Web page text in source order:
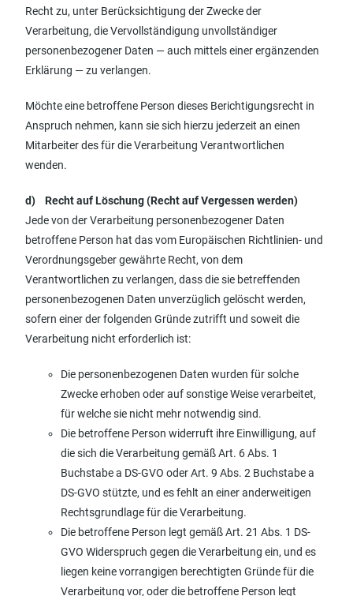
Recht zu, unter Berücksichtigung der Zwecke der
Verarbeitung, die Vervollständigung unvollständiger
personenbezogener Daten — auch mittels einer ergänzenden
Erklärung — zu verlangen.
Möchte eine betroffene Person dieses Berichtigungsrecht in
Anspruch nehmen, kann sie sich hierzu jederzeit an einen
Mitarbeiter des für die Verarbeitung Verantwortlichen
wenden.
d) Recht auf Löschung (Recht auf Vergessen werden)
Jede von der Verarbeitung personenbezogener Daten
betroffene Person hat das vom Europäischen Richtlinien- und
Verordnungsgeber gewährte Recht, von dem
Verantwortlichen zu verlangen, dass die sie betreffenden
personenbezogenen Daten unverzüglich gelöscht werden,
sofern einer der folgenden Gründe zutrifft und soweit die
Verarbeitung nicht erforderlich ist:
Die personenbezogenen Daten wurden für solche
Zwecke erhoben oder auf sonstige Weise verarbeitet,
für welche sie nicht mehr notwendig sind.
Die betroffene Person widerruft ihre Einwilligung, auf
die sich die Verarbeitung gemäß Art. 6 Abs. 1
Buchstabe a DS-GVO oder Art. 9 Abs. 2 Buchstabe a
DS-GVO stützte, und es fehlt an einer anderweitigen
Rechtsgrundlage für die Verarbeitung.
Die betroffene Person legt gemäß Art. 21 Abs. 1 DS-
GVO Widerspruch gegen die Verarbeitung ein, und es
liegen keine vorrangigen berechtigten Gründe für die
Verarbeitung vor, oder die betroffene Person legt